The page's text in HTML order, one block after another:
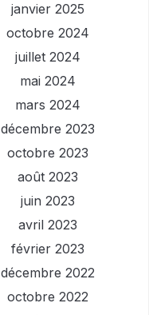
janvier 2025
octobre 2024
juillet 2024
mai 2024
mars 2024
décembre 2023
octobre 2023
août 2023
juin 2023
avril 2023
février 2023
décembre 2022
octobre 2022